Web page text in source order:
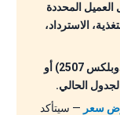
العميل المحددة
الاسترداد،
مهلة التسليم النموذجية: 6–8 أسابيع (سوبر دوبلكس 2507) أو
سعر — سيتأكد